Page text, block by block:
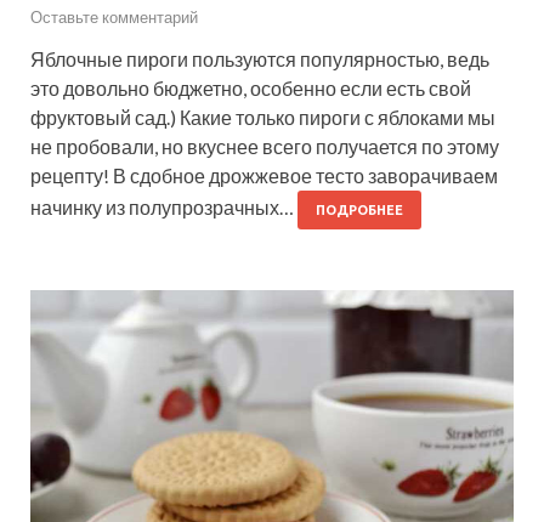
Оставьте комментарий
Яблочные пироги пользуются популярностью, ведь
это довольно бюджетно, особенно если есть свой
фруктовый сад.) Какие только пироги с яблоками мы
не пробовали, но вкуснее всего получается по этому
рецепту! В сдобное дрожжевое тесто заворачиваем
начинку из полупрозрачных…
ПОДРОБНЕЕ